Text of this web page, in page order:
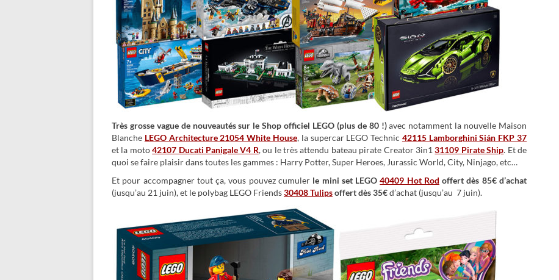
Très grosse vague de nouveautés sur le Shop officiel LEGO (plus de 80 !)avec notamment la nouvelle Maison
Blanche LEGO Architecture 21054 White House, la supercar LEGO Technic 42115 Lamborghini Sián FKP 37
et la moto42107 Ducati Panigale V4 R, ou le très attendu bateau pirate Creator 3in131109 Pirate Ship. Et de
quoi se faire plaisir dans toutes les gammes : Harry Potter, Super Heroes, Jurassic World, City, Ninjago, etc…
Et pour accompagner tout ça, vous pouvez cumuler le mini set LEGO40409 Hot Rod offert dès 85€ d’achat
(jusqu’au 21 juin), et le polybag LEGO Friends30408 Tulipsoffert dès 35€d’achat (jusqu’au 7 juin).